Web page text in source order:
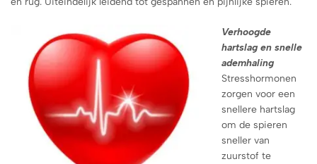
Verhoogde
hartslag en snelle
ademhaling
Stresshormonen
zorgen voor een
snellere hartslag
om de spieren
sneller van
zuurstof te